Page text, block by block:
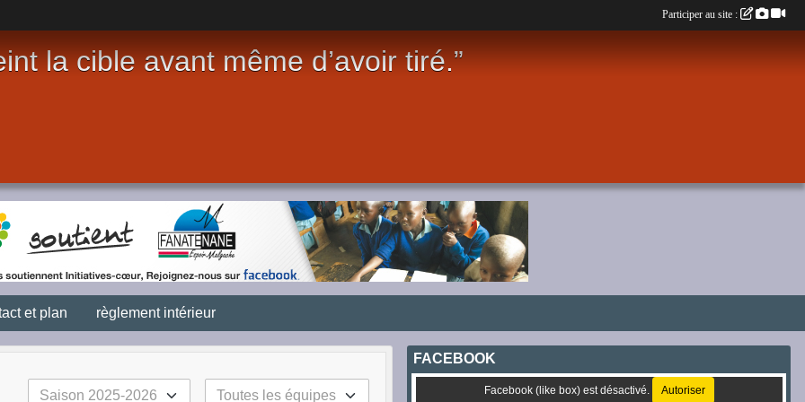
la cible avant même d’avoir tiré.”
et plan règlement intérieur
FACEBOOK
Facebook (like box) est désactivé. Autoriser
Participer au site :